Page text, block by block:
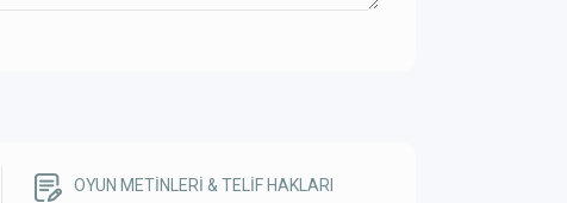
OYUN METİNLERİ & TELİF HAKLARI